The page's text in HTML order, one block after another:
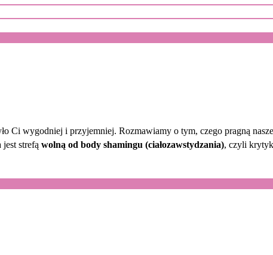
Ci wygodniej i przyjemniej. Rozmawiamy o tym, czego pragną
strefą wolną od body shamingu (ciałozawstydzania), czyli